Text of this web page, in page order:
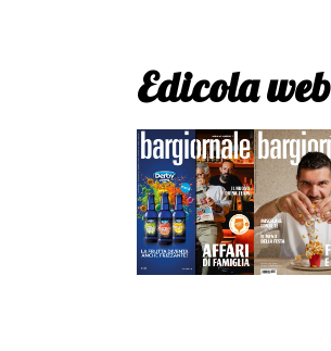
Edicola web